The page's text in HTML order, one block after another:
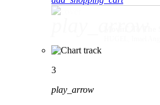
3
play_arrow